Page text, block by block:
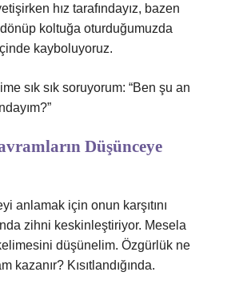
hız tarafındayız, bazen
koltuğa oturduğumuzda
kayboluyoruz.
sık sık soruyorum: “Ben şu an
Düşünceye
anlamak için onun karşıtını
zihni keskinleştiriyor. Mesela
düşünelim. Özgürlük ne
kazanır? Kısıtlandığında.